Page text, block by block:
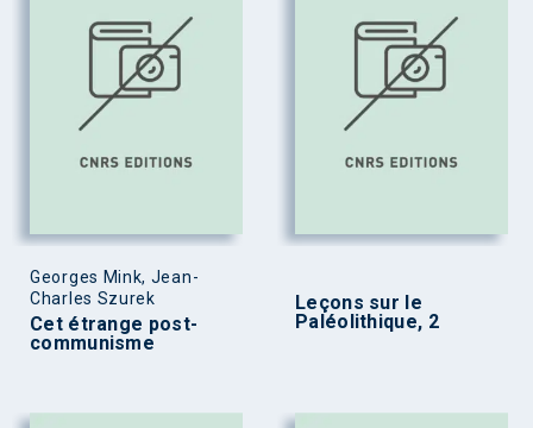
Georges Mink, Jean-
Charles Szurek
Cet étrange post-
communisme
Leçons sur le
Paléolithique, 2